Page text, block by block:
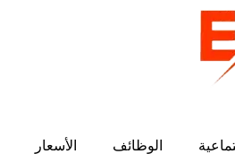
الوظائف الأسعار